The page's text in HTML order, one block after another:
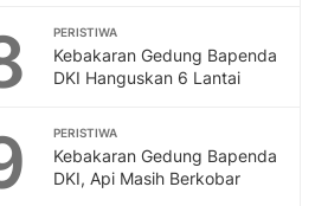
PERISTIWA
Kebakaran Gedung Bapenda
DKI Hanguskan 6 Lantai
PERISTIWA
Kebakaran Gedung Bapenda
DKI, Api Masih Berkobar